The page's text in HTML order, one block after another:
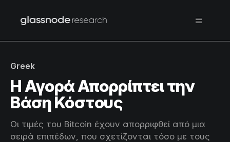
Greek
Η Αγορά Απορρίπτει την
Βάση Κόστους
Οι τιμές του Bitcoin έχουν απορριφθεί από μια
σειρά επιπέδων, που σχετίζονται τόσο με τους